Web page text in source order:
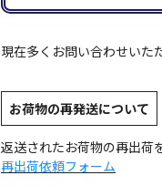
現在多くお問い合わせいた
お荷物の再発送について
返送されたお荷物の再出荷
再出荷依頼フォーム